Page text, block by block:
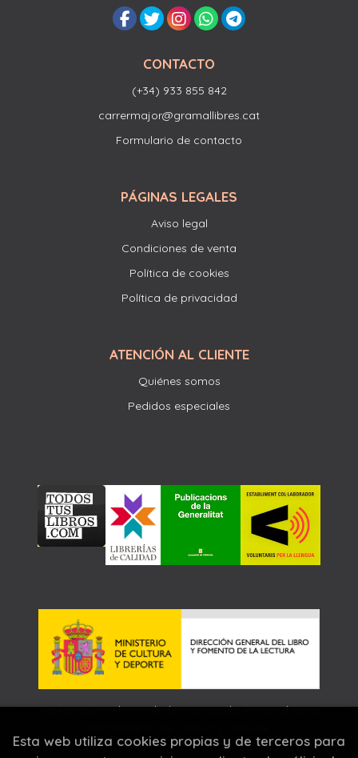
CONTACTO
(+34) 933 855 842
carrermajor@gramallibres.cat
Formulario de contacto
PÁGINAS LEGALES
Aviso legal
Condiciones de venta
Política de cookies
Política de privacidad
ATENCIÓN AL CLIENTE
Quiénes somos
Pedidos especiales
Este proyecto ha recibido una ayuda extraordinaria
Esta web utiliza cookies propias y de terceros para